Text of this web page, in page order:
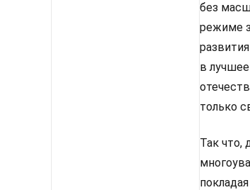
без
режиме
в
только
Так что,